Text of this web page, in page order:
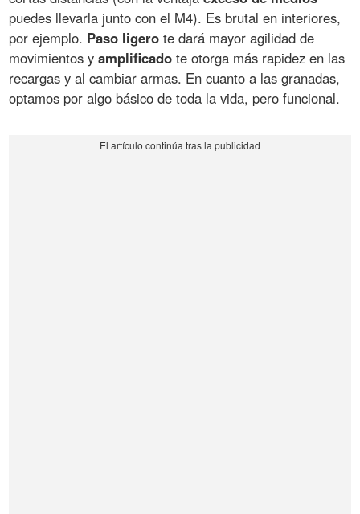
puedes llevarla junto con el M4). Es brutal en interiores,
por ejemplo. Paso ligero te dará mayor agilidad de
movimientos yamplificado te otorga más rapidez en las
recargas y al cambiar armas. En cuanto a las granadas,
optamos por algo básico de toda la vida, pero funcional.